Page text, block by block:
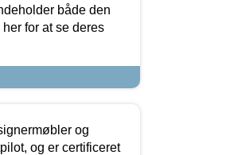
både den
for at se deres
og
og er certificeret